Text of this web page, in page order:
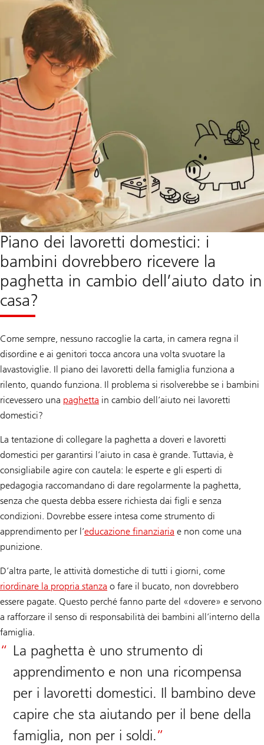
Piano dei lavoretti domestici: i
bambini dovrebbero ricevere la
paghetta in cambio dell’aiuto dato in
casa?
Come sempre, nessuno raccoglie la carta, in camera regna il
disordine e ai genitori tocca ancora una volta svuotare la
lavastoviglie. Il piano dei lavoretti della famiglia funziona a
rilento, quando funziona. Il problema si risolverebbe se i bambini
ricevessero una paghetta in cambio dell’aiuto nei lavoretti
domestici?
La tentazione di collegare la paghetta a doveri e lavoretti
domestici per garantirsi l’aiuto in casa è grande. Tuttavia, è
consigliabile agire con cautela: le esperte e gli esperti di
pedagogia raccomandano di dare regolarmente la paghetta,
senza che questa debba essere richiesta dai figli e senza
condizioni. Dovrebbe essere intesa come strumento di
apprendimento per l’educazione finanziaria e non come una
punizione.
D’altra parte, le attività domestiche di tutti i giorni, come
riordinare la propria stanza o fare il bucato, non dovrebbero
essere pagate. Questo perché fanno parte del «dovere» e servono
a rafforzare il senso di responsabilità dei bambini all’interno della
famiglia.
La paghetta è uno strumento di
apprendimento e non una ricompensa
per i lavoretti domestici. Il bambino deve
capire che sta aiutando per il bene della
famiglia, non per i soldi.